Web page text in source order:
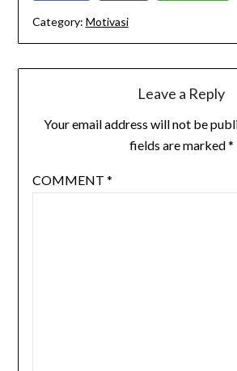
Category: Motivasi
Leave a Reply
Your email address will not be
fields are marked*
COMMENT *